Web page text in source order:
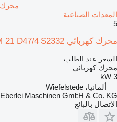
المعدات الصناعية
5
محرك كهربائي ABM 21 D47/4 S2332 لـ المعدات الصناعية
السعر عند الطلب
محرك كهربائي
3 kW
ألمانيا، Wiefelstede
Eberlei Maschinen GmbH & Co. KG
الاتصال بالبائع